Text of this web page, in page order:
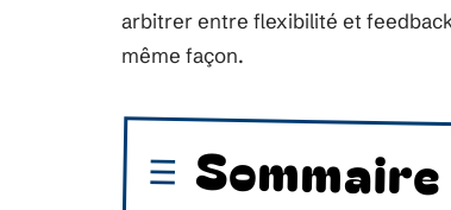
arbitrer entre flexibilité et
même façon.
Sommaire